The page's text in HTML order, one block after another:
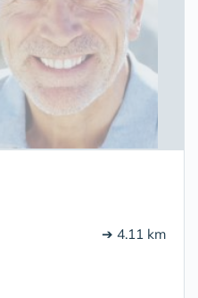
➔ 4.11 km